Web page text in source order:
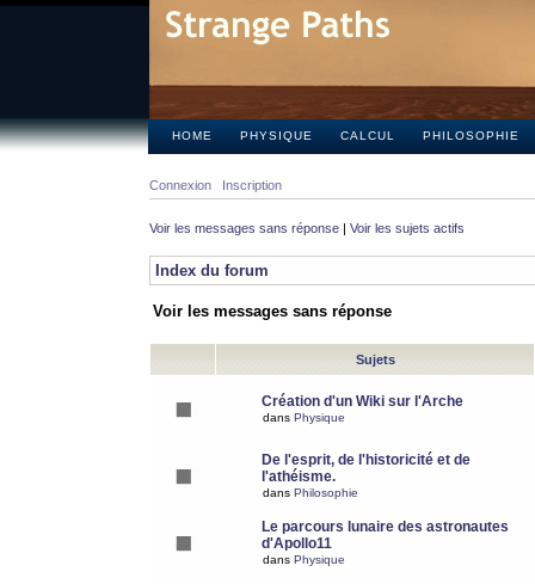
HOME PHYSIQUE CALCUL PHILOSOPHIE
Connexion Inscription
Voir les messages sans réponse | Voir les sujets actifs
Index du forum
Voir les messages sans réponse
Sujets
Création d'un Wiki sur l'Arche
dans Physique
De l'esprit, de l'historicité et de
l'athéisme.
dans Philosophie
Le parcours lunaire des astronautes
d'Apollo11
dans Physique